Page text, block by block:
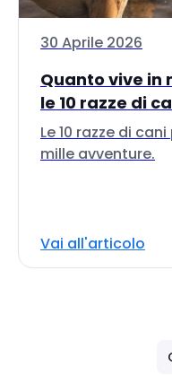
30 Aprile 2026
Quanto vive in
le 10 razze di
Le 10 razze di
mille avventure.
Vai all'articolo